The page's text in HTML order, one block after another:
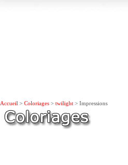
Accueil > Coloriages > twilight > Impressions